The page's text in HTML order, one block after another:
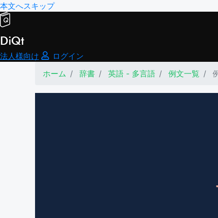
本文へスキップ
DiQt
法人様向け
ログイン
ホーム
辞書 英語 - 多言語 例文一覧